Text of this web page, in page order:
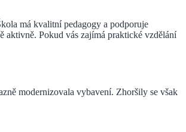
má kvalitní pedagogy a podporuje
aktivně. Pokud vás zajímá praktické vzdělání
modernizovala vybavení. Zhoršily se však